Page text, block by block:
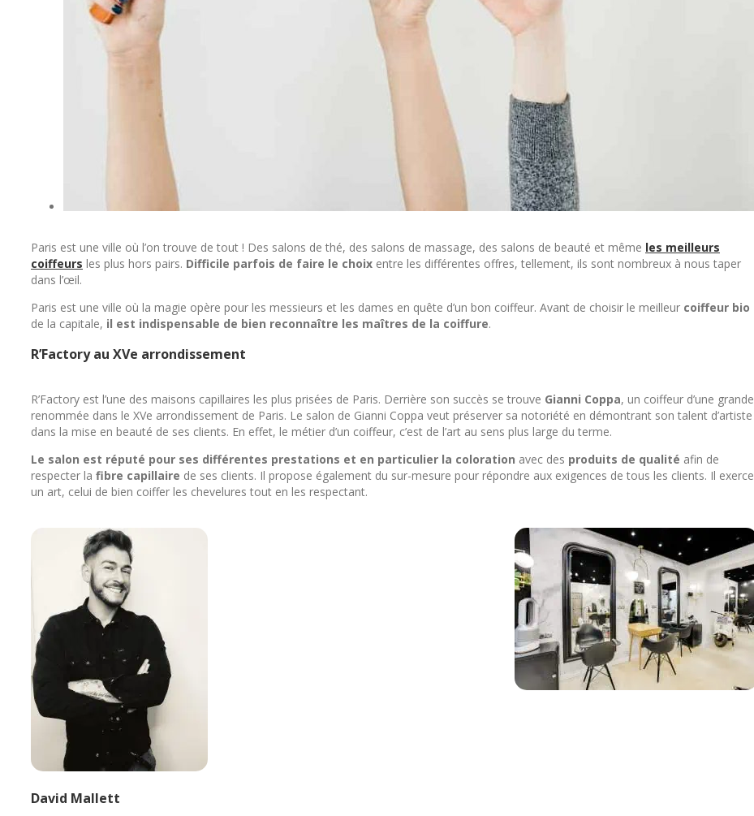
Paris est une ville où l’on trouve de tout ! Des salons de thé, des salons de massage, des salons de beauté et même les meilleurs
coiffeurs les plus hors pairs. Difficile parfois de faire le choix entre les différentes offres, tellement, ils sont nombreux à nous taper
dans l’œil.
Paris est une ville où la magie opère pour les messieurs et les dames en quête d’un bon coiffeur. Avant de choisir le meilleur coiffeur bio
de la capitale, il est indispensable de bien reconnaître les maîtres de la coiffure.
R’Factory au XVe arrondissement
R’Factory est l’une des maisons capillaires les plus prisées de Paris. Derrière son succès se trouve Gianni Coppa, un coiffeur d’une grande
renommée dans le XVe arrondissement de Paris. Le salon de Gianni Coppa veut préserver sa notoriété en démontrant son talent d’artiste
dans la mise en beauté de ses clients. En effet, le métier d’un coiffeur, c’est de l’art au sens plus large du terme.
Le salon est réputé pour ses différentes prestations et en particulier la coloration avec des produits de qualité afin de
respecter la fibre capillaire de ses clients. Il propose également du sur-mesure pour répondre aux exigences de tous les clients. Il exerce
un art, celui de bien coiffer les chevelures tout en les respectant.
David Mallett